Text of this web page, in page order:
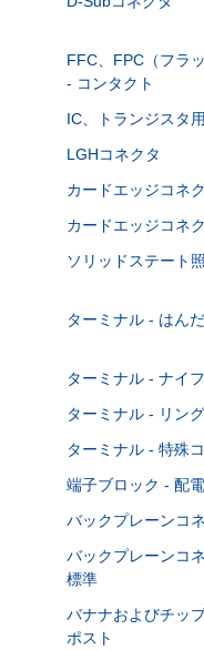
FFC、FPC（フラ
- コンタクト
IC、トランジスタ
LGHコネクタ
カードエッジコネ
カードエッジコネ
ソリッドステート
ターミナル - はん
ターミナル - ナイ
ターミナル - リン
ターミナル - 特殊
端子ブロック - 配電
バックプレーンコ
バックプレーンコ
標準
バナナおよびチッ
ポスト